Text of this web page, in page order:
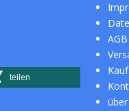
teilen
AGB